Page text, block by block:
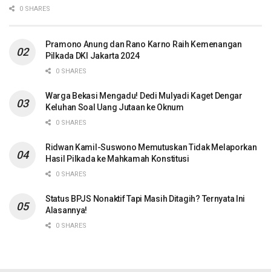
0 SHARES
Pramono Anung dan Rano Karno Raih Kemenangan
Pilkada DKI Jakarta 2024
0 SHARES
Warga Bekasi Mengadu! Dedi Mulyadi Kaget Dengar
Keluhan Soal Uang Jutaan ke Oknum
0 SHARES
Ridwan Kamil-Suswono Memutuskan Tidak Melaporkan
Hasil Pilkada ke Mahkamah Konstitusi
0 SHARES
Status BPJS Nonaktif Tapi Masih Ditagih? Ternyata Ini
Alasannya!
0 SHARES